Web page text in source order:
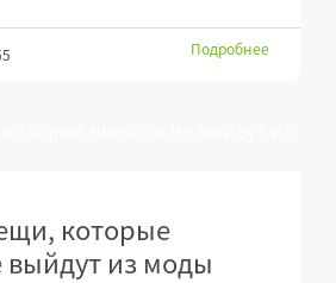
Подробнее
которые
выйдут из моды